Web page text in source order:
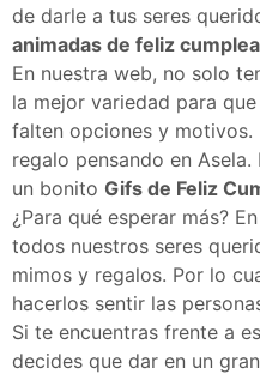
de darle a tus seres
animadas de feliz
En nuestra web, no solo
la mejor variedad para
falten opciones y motivos.
regalo pensando en
un bonito Gifs de Feliz
¿Para qué esperar más?
todos nuestros seres
mimos y regalos. Por lo
hacerlos sentir las
Si te encuentras frente a
decides que dar en un